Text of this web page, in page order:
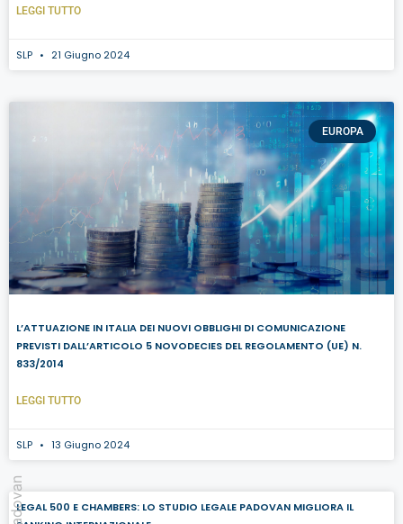
LEGGI TUTTO
SLP 21 Giugno 2024
EUROPA
L’ATTUAZIONE IN ITALIA DEI NUOVI OBBLIGHI DI COMUNICAZIONE
PREVISTI DALL’ARTICOLO 5 NOVODECIES DEL REGOLAMENTO (UE) N.
833/2014
LEGGI TUTTO
SLP 13 Giugno 2024
LEGAL 500 E CHAMBERS: LO STUDIO LEGALE PADOVAN MIGLIORA IL